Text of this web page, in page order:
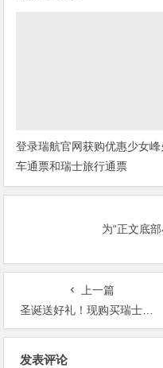
登录瑞航官网获购优惠少女峰
车通票和瑞士旅行通票
为“正文底
上一篇
圣诞送好礼！现购买瑞士通票赠送京东购物券哦，坐着火车游瑞士咯~
发表评论